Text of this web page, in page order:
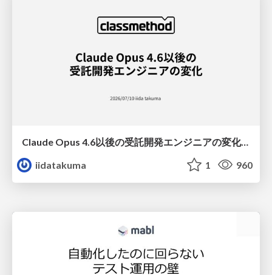
Claude Opus 4.6以後の受託開発エンジニアの変化(Claude Code開発ノウハウ大公開スペシャルbyクラスメソッド)
iidatakuma
1 960